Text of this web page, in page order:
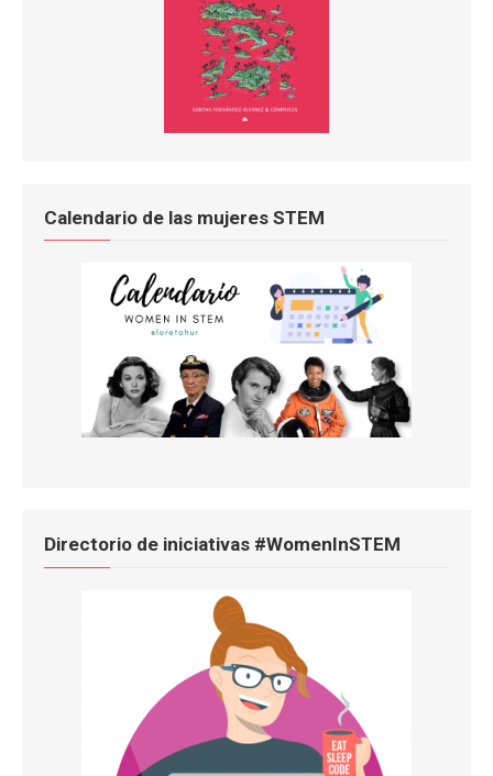
Calendario de las mujeres STEM
Directorio de iniciativas #WomenInSTEM